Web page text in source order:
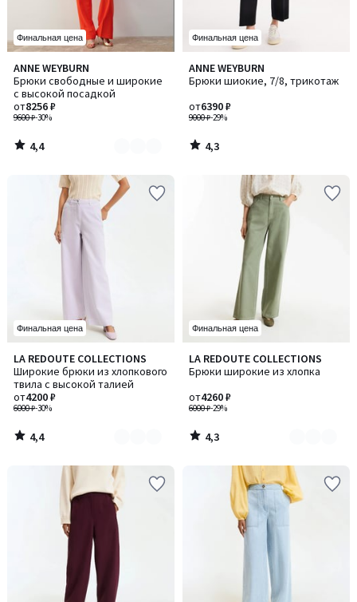
Финальная цена
ANNE WEYBURN
Брюки свободные и широкие
с высокой посадкой
9600 ₽-30%
от8256 ₽
4,4
/ 5
Количество
цветов:
3
4,4
/
Финальная цена
ANNE WEYBURN
Брюки шиокие, 7/8, трикотаж
9000 ₽-29%
от6390 ₽
4,3
/ 5
4,3
/
Финальная цена
LA REDOUTE COLLECTIONS
Широкие брюки из хлопкового
твила с высокой талией
6000 ₽-30%
от4200 ₽
4,4
/ 5
Количество
цветов:
2
4,4
/
Финальная цена
LA REDOUTE COLLECTIONS
Брюки широкие из хлопка
6000 ₽-29%
от4260 ₽
4,3
/ 5
Количество
цветов:
4,3
/